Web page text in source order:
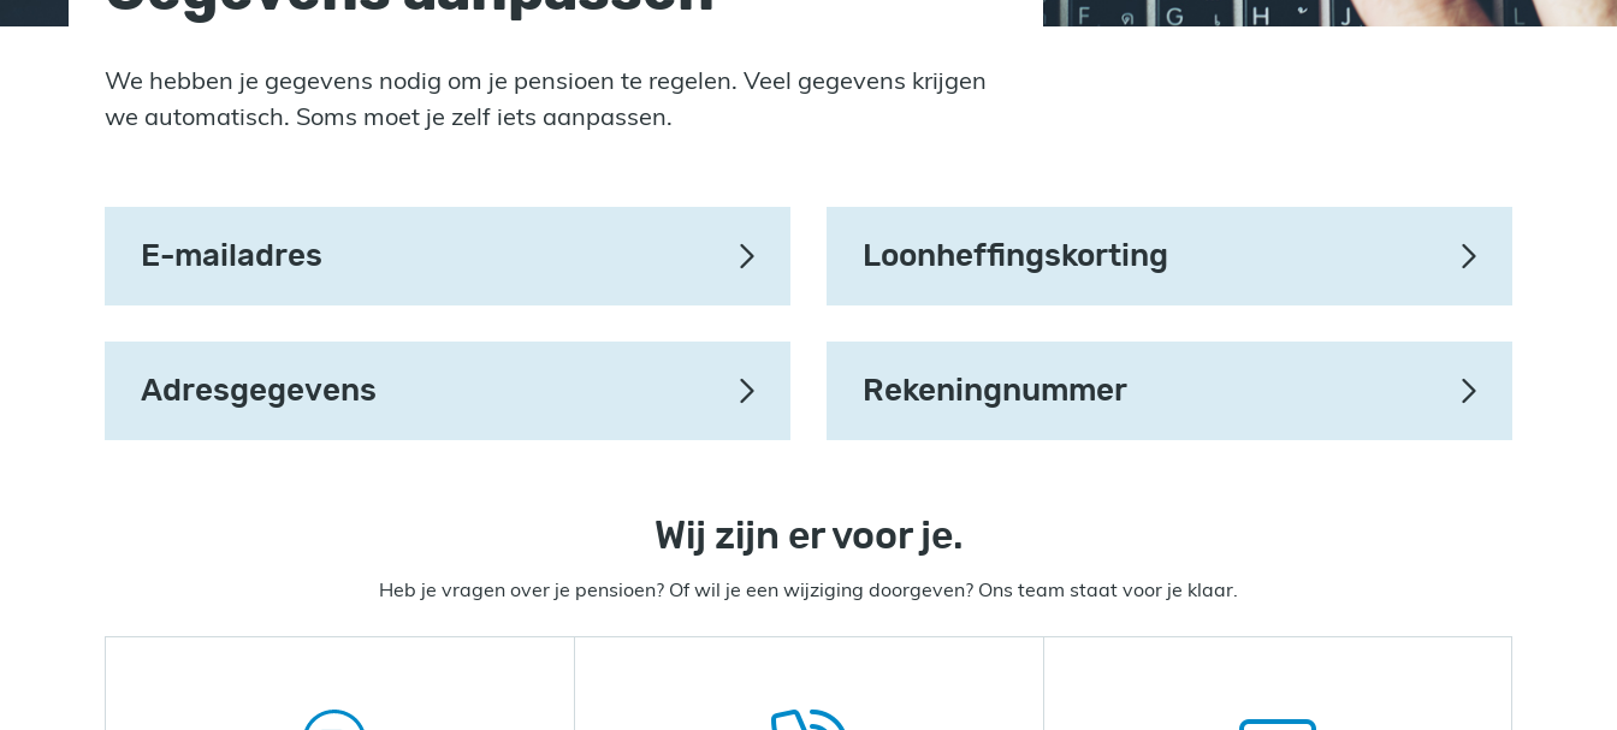
We hebben je gegevens nodig om je pensioen te regelen. Veel gegevens krijgen
we automatisch. Soms moet je zelf iets aanpassen.
E-mailadres Loonheffingskorting
Adresgegevens Rekeningnummer
Wij zijn er voor je.
Heb je vragen over je pensioen? Of wil je een wijziging doorgeven? Ons team staat voor je klaar.